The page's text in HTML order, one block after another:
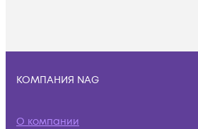
КОМПАНИЯ NAG
О компании